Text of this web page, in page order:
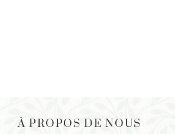
À PROPOS DE NOUS